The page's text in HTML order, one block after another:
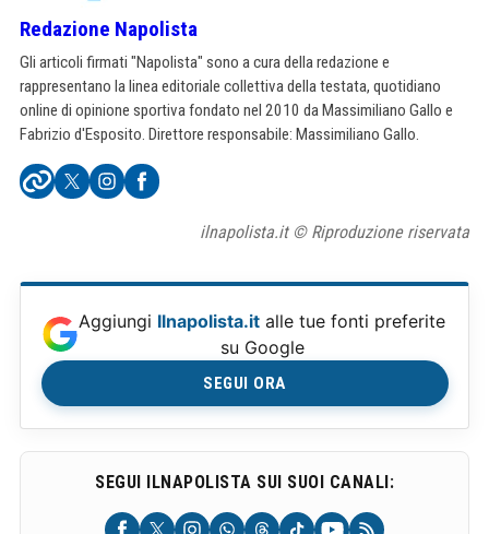
Redazione Napolista
Gli articoli firmati "Napolista" sono a cura della redazione e
rappresentano la linea editoriale collettiva della testata, quotidiano
online di opinione sportiva fondato nel 2010 da Massimiliano Gallo e
Fabrizio d'Esposito. Direttore responsabile: Massimiliano Gallo.
ilnapolista.it © Riproduzione riservata
Aggiungi Ilnapolista.it alle tue fonti preferite
su Google
SEGUI ORA
SEGUI ILNAPOLISTA SUI SUOI CANALI: